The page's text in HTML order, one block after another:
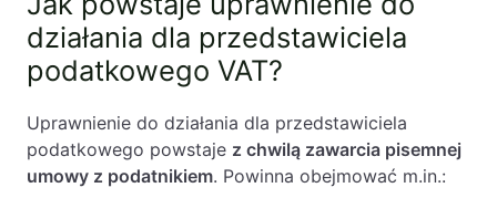
działania dla przedstawiciela
podatkowego VAT?
Uprawnienie do działania dla przedstawiciela
podatkowego powstaje z chwilą zawarcia pisemnej
umowy z podatnikiem. Powinna obejmować m.in.: